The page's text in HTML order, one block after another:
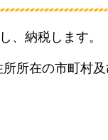
、納税します。
所在の市町村